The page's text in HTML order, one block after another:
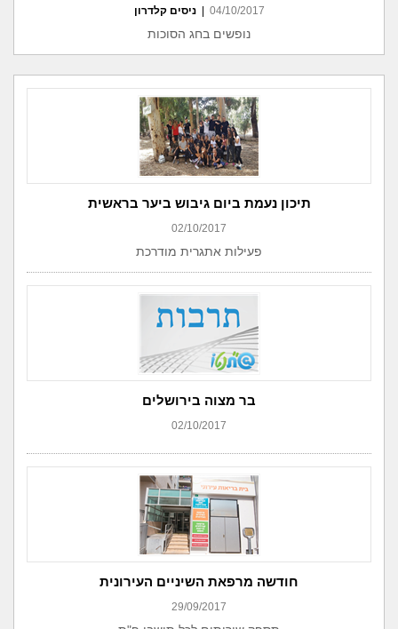
04/10/2017 ניסים קלדרון
נופשים בחג הסוכות
תיכון נעמת ביום גיבוש ביער בראשית
02/10/2017
פעילות אתגרית מודרכת
בר מצוה בירושלים
02/10/2017
חודשה מרפאת השיניים העירונית
29/09/2017